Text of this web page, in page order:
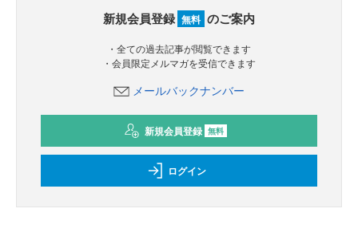
新規会員登録 無料 のご案内
・全ての過去記事が閲覧できます
・会員限定メルマガを受信できます
メールバックナンバー
新規会員登録 無料
ログイン